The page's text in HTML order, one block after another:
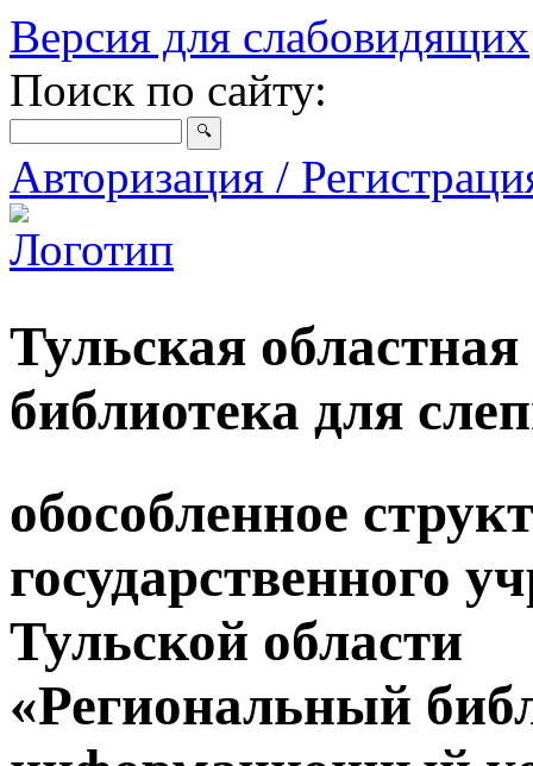
Версия для слабовидящих
Поиск по сайту:
Авторизация /
Тульская
библиотека для
обособленное
государственного
Тульской области
«Региональный